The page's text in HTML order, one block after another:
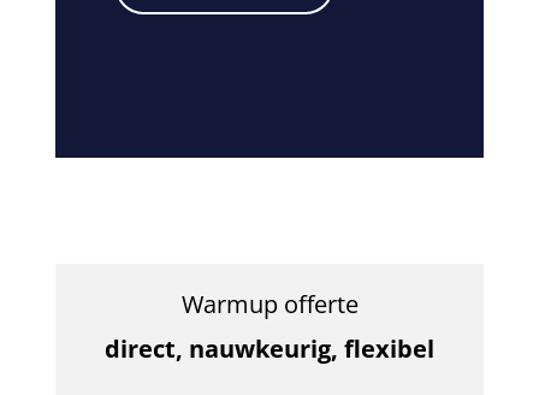
Warmup offerte
direct, nauwkeurig, flexibel